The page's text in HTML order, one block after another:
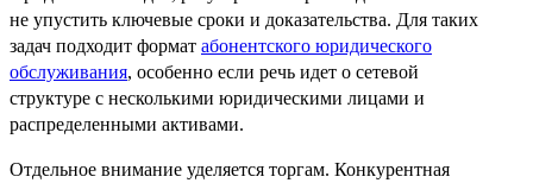
не упустить ключевые сроки и доказательства. Для таких
задач подходит формат абонентского юридического
обслуживания, особенно если речь идет о сетевой
структуре с несколькими юридическими лицами и
распределенными активами.
Отдельное внимание уделяется торгам. Конкурентная